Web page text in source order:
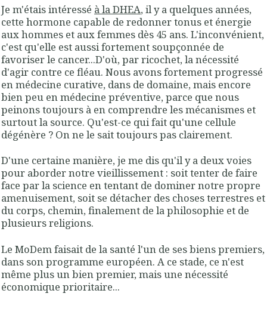
Je m'étais intéressé à la DHEA, il y a quelques années,
cette hormone capable de redonner tonus et énergie
aux hommes et aux femmes dès 45 ans. L'inconvénient,
c'est qu'elle est aussi fortement soupçonnée de
favoriser le cancer...D'où, par ricochet, la nécessité
d'agir contre ce fléau. Nous avons fortement progressé
en médecine curative, dans de domaine, mais encore
bien peu en médecine préventive, parce que nous
peinons toujours à en comprendre les mécanismes et
surtout la source. Qu'est-ce qui fait qu'une cellule
dégénère ? On ne le sait toujours pas clairement.
D'une certaine manière, je me dis qu'il y a deux voies
pour aborder notre vieillissement : soit tenter de faire
face par la science en tentant de dominer notre propre
amenuisement, soit se détacher des choses terrestres et
du corps, chemin, finalement de la philosophie et de
plusieurs religions.
Le MoDem faisait de la santé l'un de ses biens premiers,
dans son programme européen. A ce stade, ce n'est
même plus un bien premier, mais une nécessité
économique prioritaire...